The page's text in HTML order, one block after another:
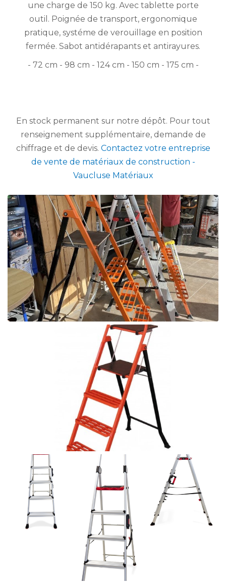
une charge de 150 kg. Avec tablette porte
outil. Poignée de transport, ergonomique
pratique, systéme de verouillage en position
fermée. Sabot antidérapants et antirayures.
- 72 cm - 98 cm - 124 cm - 150 cm - 175 cm -
En stock permanent sur notre dépôt. Pour tout
renseignement supplémentaire, demande de
chiffrage et de devis. Contactez votre entreprise
de vente de matériaux de construction -
Vaucluse Matériaux